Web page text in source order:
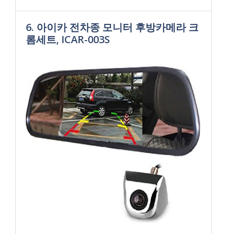
6. 아이카 전차종 모니터 후방카메라 크
롬세트, ICAR-003S